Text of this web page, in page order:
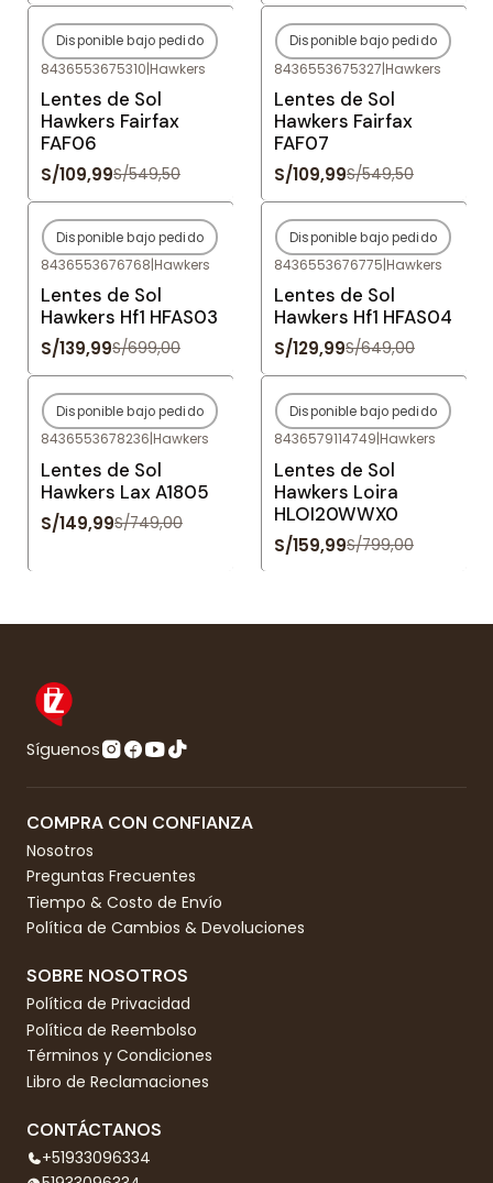
-80%OFF
Agotado
Disponible bajo pedido
8436553675310|Hawkers
Lentes de Sol
Hawkers Fairfax
FAF06
S/109,99S/549,50
-80%OFF
Agotado
Disponible bajo pedido
8436553675327|Hawkers
Lentes de Sol
Hawkers Fairfax
FAF07
S/109,99S/549,50
-80%OFF
Agotado
Disponible bajo pedido
8436553676768|Hawkers
Lentes de Sol
Hawkers Hf1 HFAS03
S/139,99S/699,00
-80%OFF
Agotado
Disponible bajo pedido
8436553676775|Hawkers
Lentes de Sol
Hawkers Hf1 HFAS04
S/129,99S/649,00
-80%OFF
Agotado
Disponible bajo pedido
8436553678236|Hawkers
Lentes de Sol
Hawkers Lax A1805
S/149,99S/749,00
-80%OFF
Agotado
Disponible bajo pedido
8436579114749|Hawkers
Lentes de Sol
Hawkers Loira
HLOI20WWX0
S/159,99S/799,00
Síguenos
COMPRA CON CONFIANZA
Nosotros
Preguntas Frecuentes
Tiempo & Costo de Envío
Política de Cambios & Devoluciones
SOBRE NOSOTROS
Política de Privacidad
Política de Reembolso
Términos y Condiciones
Libro de Reclamaciones
CONTÁCTANOS
+51933096334